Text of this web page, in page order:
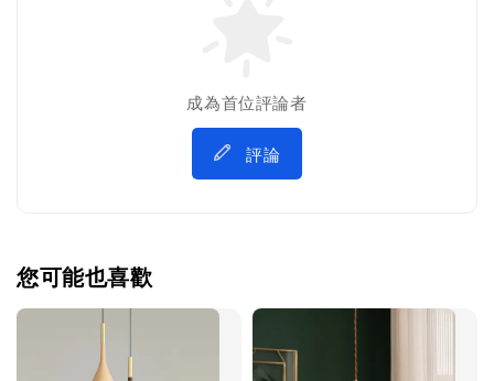
成為首位評論者
評論
您可能也喜歡